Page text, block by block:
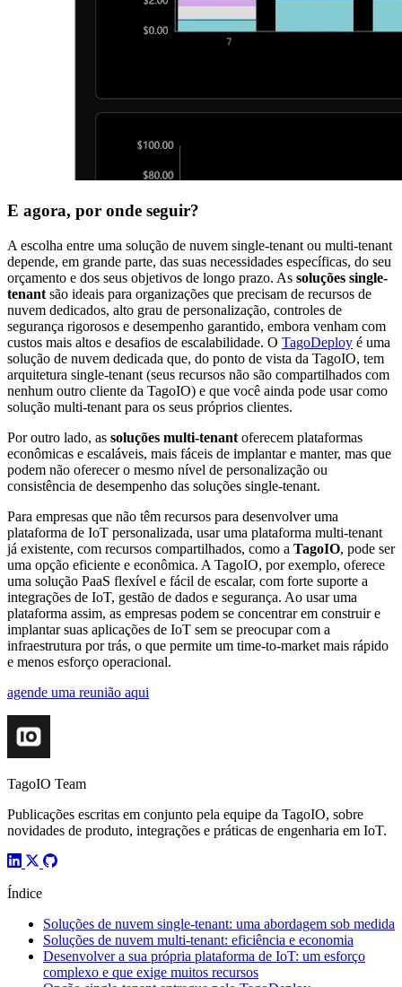
E agora, por onde seguir?
A escolha entre uma solução de nuvem single-tenant ou multi-tenant
depende, em grande parte, das suas necessidades específicas, do seu
orçamento e dos seus objetivos de longo prazo. As soluções single-
tenant são ideais para organizações que precisam de recursos de
nuvem dedicados, alto grau de personalização, controles de
segurança rigorosos e desempenho garantido, embora venham com
custos mais altos e desafios de escalabilidade. O TagoDeploy é uma
solução de nuvem dedicada que, do ponto de vista da TagoIO, tem
arquitetura single-tenant (seus recursos não são compartilhados com
nenhum outro cliente da TagoIO) e que você ainda pode usar como
solução multi-tenant para os seus próprios clientes.
Por outro lado, as soluções multi-tenant oferecem plataformas
econômicas e escaláveis, mais fáceis de implantar e manter, mas que
podem não oferecer o mesmo nível de personalização ou
consistência de desempenho das soluções single-tenant.
Para empresas que não têm recursos para desenvolver uma
plataforma de IoT personalizada, usar uma plataforma multi-tenant
já existente, com recursos compartilhados, como a TagoIO, pode ser
uma opção eficiente e econômica. A TagoIO, por exemplo, oferece
uma solução PaaS flexível e fácil de escalar, com forte suporte a
integrações de IoT, gestão de dados e segurança. Ao usar uma
plataforma assim, as empresas podem se concentrar em construir e
implantar suas aplicações de IoT sem se preocupar com a
infraestrutura por trás, o que permite um time-to-market mais rápido
e menos esforço operacional.
agende uma reunião aqui
TagoIO Team
Publicações escritas em conjunto pela equipe da TagoIO, sobre
novidades de produto, integrações e práticas de engenharia em IoT.
Índice
Soluções de nuvem single-tenant: uma abordagem sob medida
Soluções de nuvem multi-tenant: eficiência e economia
Desenvolver a sua própria plataforma de IoT: um esforço
complexo e que exige muitos recursos